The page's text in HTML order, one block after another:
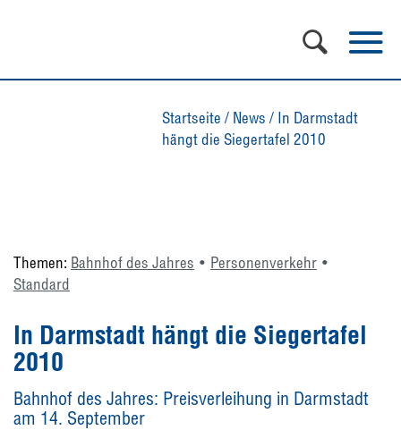
Startseite / News / In Darmstadt
hängt die Siegertafel 2010
Themen: Bahnhof des Jahres
Personenverkehr
Standard
In Darmstadt hängt die Siegertafel
2010
Bahnhof des Jahres: Preisverleihung in Darmstadt
am 14. September